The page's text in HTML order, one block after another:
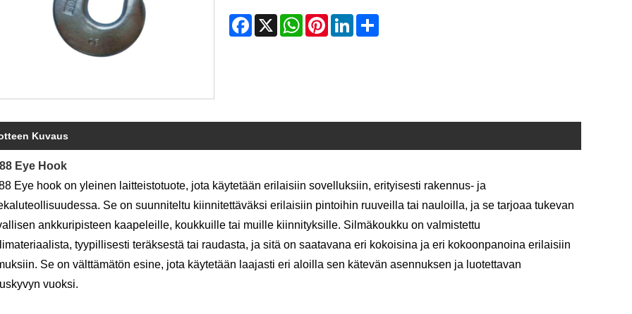
Facebook
X WhatsAppPinterestLinkedInShare
Kuvaus
Eye Hook
Eye hook on yleinen laitteistotuote, jota käytetään erilaisiin sovelluksiin, erityisesti rakennus- ja
Se on suunniteltu kiinnitettäväksi erilaisiin pintoihin ruuveilla tai nauloilla, ja se tarjoaa tukevan
ankkuripisteen kaapeleille, koukkuille tai muille kiinnityksille. Silmäkoukku on valmistettu
tyypillisesti teräksestä tai raudasta, ja sitä on saatavana eri kokoisina ja eri kokoonpanoina erilaisiin
Se on välttämätön esine, jota käytetään laajasti eri aloilla sen kätevän asennuksen ja luotettavan
vuoksi.